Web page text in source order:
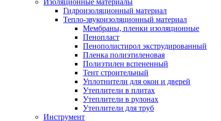
Изоляционные материалы
Гидроизоляционный материал
Тепло-звукоизоляционный материал
Мембраны, пленки изоляционные
Пенопласт
Пенополистирол экструдированный
Пленка полиэтиленовая
Полиэтилен вспененный
Тент строительный
Уплотнители для окон и дверей
Утеплители в плитах
Утеплители в рулонах
Утеплители для труб
Инструмент